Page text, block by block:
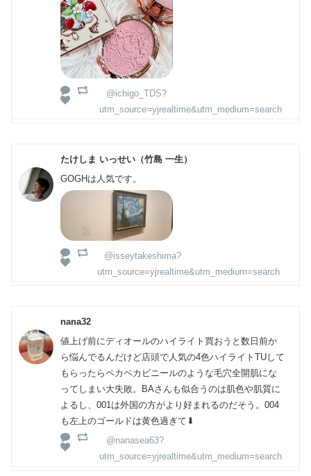
@ichigo_TDS?
utm_source=yjrealtime&utm_medium=search
たけしま いっせい（竹島 一生）
GOGHは人気です。
@isseytakeshima?
utm_source=yjrealtime&utm_medium=search
nana32
値上げ前にディオールのハイライト買おうと数日前か
ら悩んでるんだけど店頭で人気の4色ハイライトTUして
もらったらペカペカビニールのような毛穴全開肌にな
ってしまい大失敗。BAさんも似合うのは肌色や肌質に
よるし、001は外国の方がより好まれるのだそう。004
も左上のゴールドは黄色過ぎて⬇︎
@nanasea63?
utm_source=yjrealtime&utm_medium=search